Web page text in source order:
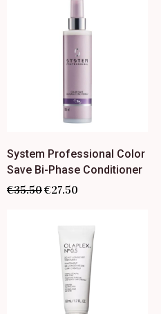
System Professional Color
Save Bi-Phase Conditioner
€35.50€27.50